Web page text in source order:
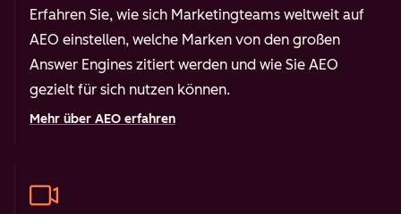
Erfahren Sie, wie sich Marketingteams weltweit auf
AEO einstellen, welche Marken von den großen
Answer Engines zitiert werden und wie Sie AEO
gezielt für sich nutzen können.
Mehr über AEO erfahren